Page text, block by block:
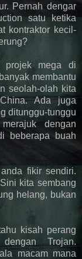
Pernah dengar
satu ketika
kontraktor kecil-
projek mega di
membantu
seolah-olah kita
Ada juga
ditunggu-tunggu
dengan
beberapa buah
fikir sendiri.
kita sembang
helang, bukan
kisah perang
Trojan.
macam mana